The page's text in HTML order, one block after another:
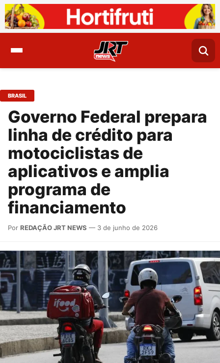
BRASIL
Governo Federal prepara
linha de crédito para
motociclistas de
aplicativos e amplia
programa de
financiamento
Por REDAÇÃO JRT NEWS — 3 de junho de 2026